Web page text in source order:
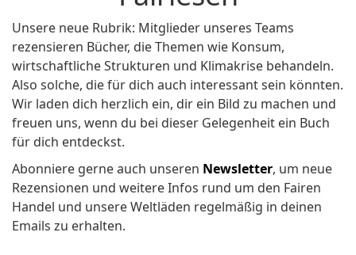
Unsere neue Rubrik: Mitglieder unseres Teams
rezensieren Bücher, die Themen wie Konsum,
wirtschaftliche Strukturen und Klimakrise behandeln.
Also solche, die für dich auch interessant sein könnten.
Wir laden dich herzlich ein, dir ein Bild zu machen und
freuen uns, wenn du bei dieser Gelegenheit ein Buch
für dich entdeckst.
Abonniere gerne auch unseren Newsletter, um neue
Rezensionen und weitere Infos rund um den Fairen
Handel und unsere Weltläden regelmäßig in deinen
Emails zu erhalten.